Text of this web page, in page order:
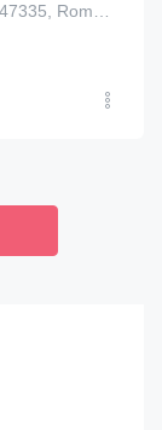
Strada Decindea, Malaia, Mălaia, Vâlcea, 247335, România